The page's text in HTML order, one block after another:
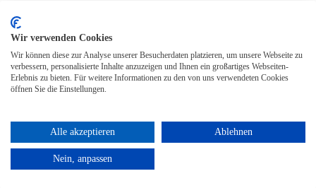
Wir verwenden Cookies
Wir können diese zur Analyse unserer Besucherdaten platzieren, um unsere Webseite zu
verbessern, personalisierte Inhalte anzuzeigen und Ihnen ein großartiges Webseiten-
Erlebnis zu bieten. Für weitere Informationen zu den von uns verwendeten Cookies
öffnen Sie die Einstellungen.
Alle akzeptieren Ablehnen
Nein, anpassen